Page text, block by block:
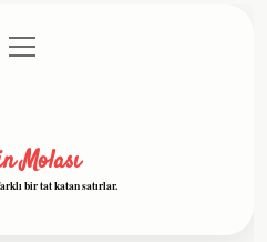
Politikası
menüyü
aç
Molası
bir tat katan satırlar.